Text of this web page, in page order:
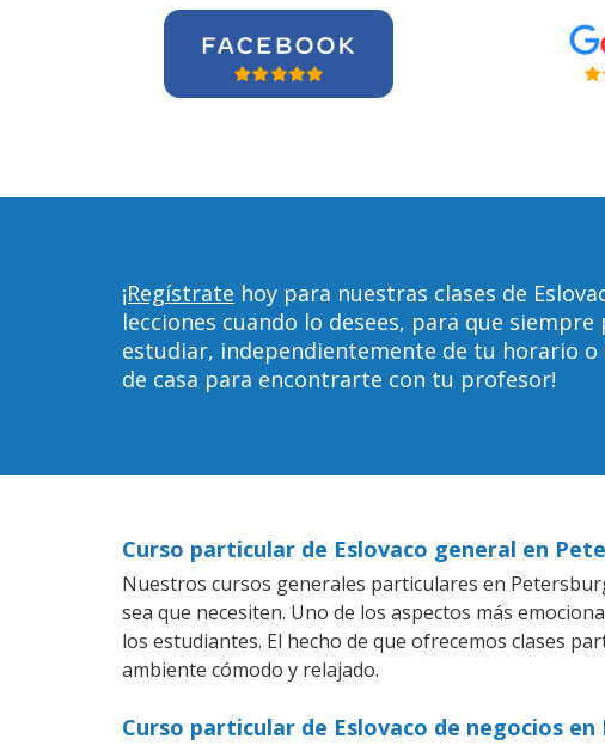
¡Regístrate hoy para nuestras clases de
lecciones cuando lo desees, para que
estudiar, independientemente de tu horario o
de casa para encontrarte con tu profesor!
Curso particular de Eslovaco general en
Nuestros cursos generales particulares en
sea que necesiten. Uno de los aspectos más
los estudiantes. El hecho de que ofrecemos clases
ambiente cómodo y relajado.
Curso particular de Eslovaco de negocios